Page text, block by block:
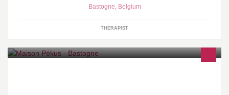
Bastogne, Belgium
THERAPIST